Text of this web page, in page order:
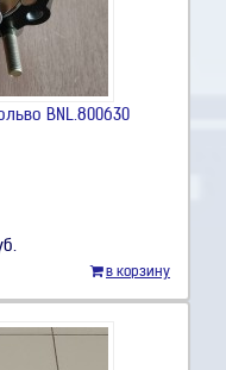
BNL.800630
в корзину